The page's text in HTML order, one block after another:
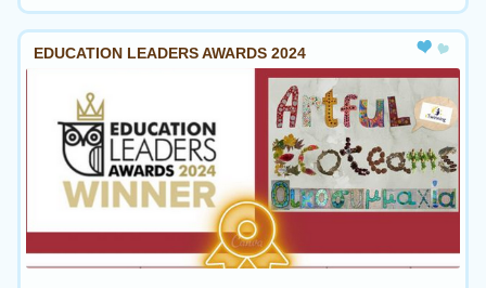
EDUCATION LEADERS AWARDS 2024